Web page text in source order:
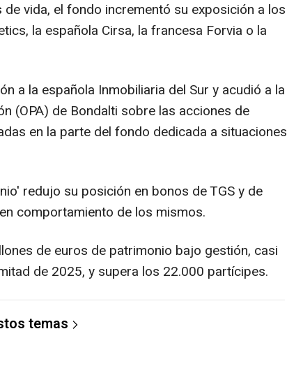
vida, el fondo incrementó su exposición a los
la española Cirsa, la francesa Forvia o la
a la española Inmobiliaria del Sur y acudió a la
(OPA) de Bondalti sobre las acciones de
en la parte del fondo dedicada a situaciones
redujo su posición en bonos de TGS y de
comportamiento de los mismos.
de euros de patrimonio bajo gestión, casi
de 2025, y supera los 22.000 partícipes.
temas